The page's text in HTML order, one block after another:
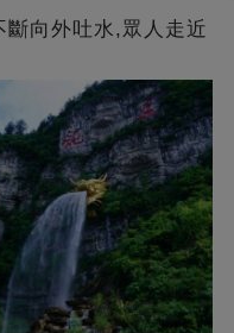
向外吐水,眾人走近